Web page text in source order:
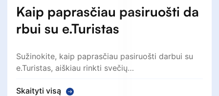
Kaip paprasčiau pasiruošti da
rbui su e.Turistas
Sužinokite, kaip paprasčiau pasiruošti darbui su
e.Turistas, aiškiau rinkti svečių…
Skaityti visą